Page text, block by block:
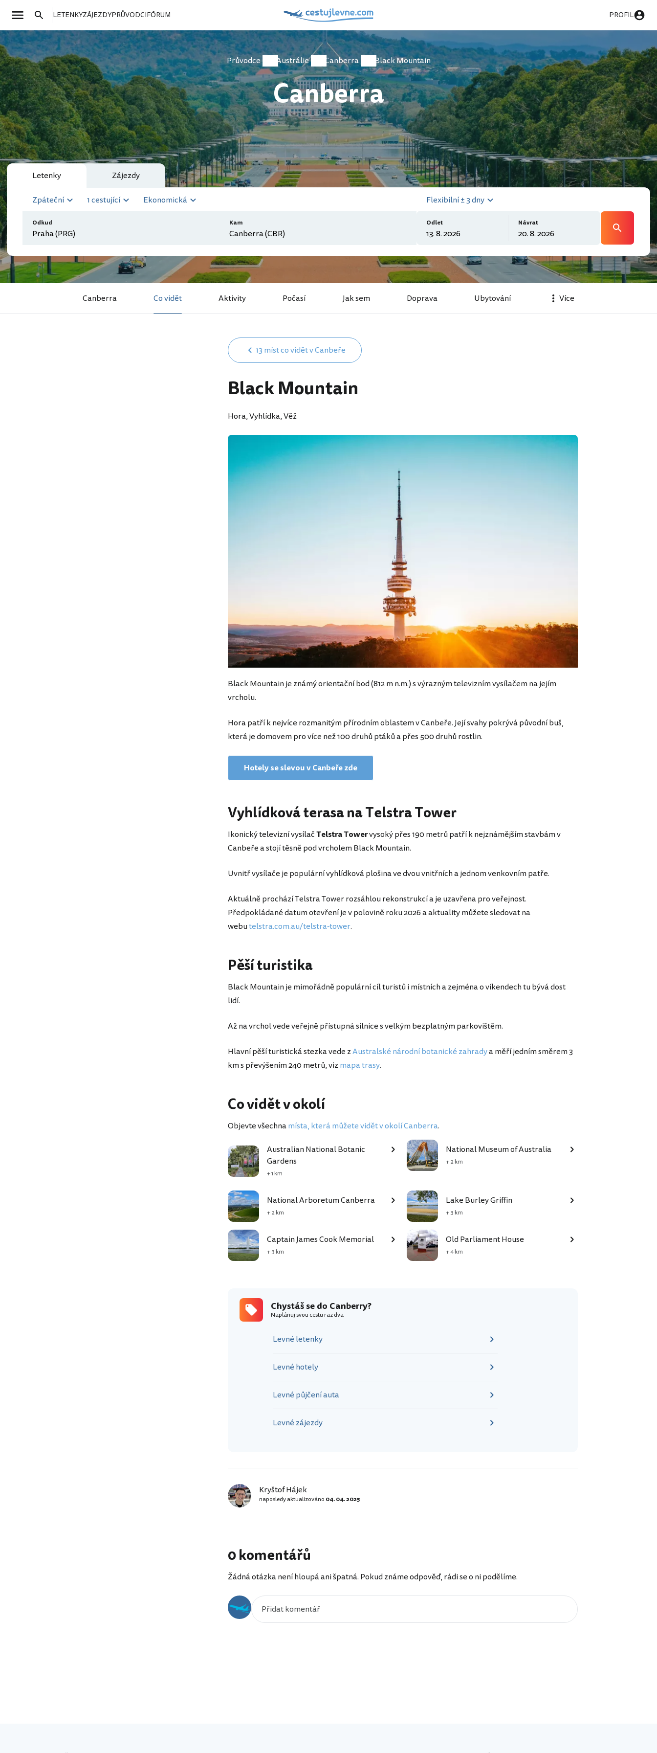
LETENKYZÁJEZDYPRŮVODCIFÓRUM PROFIL
Průvodce Austrálie Canberra Black Mountain
Canberra
Letenky Zájezdy
Zpáteční 1 cestující Ekonomická
Odkud Kam
Flexibilní ± 3 dny
Odlet Návrat
Canberra Co vidět Aktivity Počasí Jak sem Doprava Ubytování Více
13 míst co vidět v Canbeře
Black Mountain
Hora, Vyhlídka, Věž
Black Mountain je známý orientační bod (812 m n.m.) s výrazným televizním vysílačem na jejím
vrcholu.
Hora patří k nejvíce rozmanitým přírodním oblastem v Canbeře. Její svahy pokrývá původní buš,
která je domovem pro více než 100 druhů ptáků a přes 500 druhů rostlin.
Hotely se slevou v Canbeře zde
Vyhlídková terasa na Telstra Tower
Ikonický televizní vysílačTelstra Towervysoký přes 190 metrů patří k nejznámějším stavbám v
Canbeře a stojí těsně pod vrcholem Black Mountain.
Uvnitř vysílače je populární vyhlídková plošina ve dvou vnitřních a jednom venkovním patře.
Aktuálně prochází Telstra Tower rozsáhlou rekonstrukcí a je uzavřena pro veřejnost.
Předpokládané datum otevření je v polovině roku 2026 a aktuality můžete sledovat na
webutelstra.com.au/telstra-tower.
Pěší turistika
Black Mountain je mimořádně populární cíl turistů i místních a zejména o víkendech tu bývá dost
lidí.
Až na vrchol vede veřejně přístupná silnice s velkým bezplatným parkovištěm.
Hlavní pěší turistická stezka vede zAustralské národní botanické zahradya měří jedním směrem 3
km s převýšením 240 metrů, vizmapa trasy.
Co vidět v okolí
Objevte všechnamísta, která můžete vidět v okolí Canberra.
Australian National Botanic
Gardens
+ 1 km
National Museum of Australia
+ 2 km
National Arboretum Canberra
+ 2 km
Lake Burley Griffin
+ 3 km
Captain James Cook Memorial
+ 3 km
Old Parliament House
+ 4 km
Chystáš se do Canberry?
Naplánuj svou cestu raz dva
Levné letenky
Levné hotely
Levné půjčení auta
Levné zájezdy
Kryštof Hájek
naposledy aktualizováno 04. 04. 2025
0 komentářů
Žádná otázka není hloupá ani špatná. Pokud známe odpověď, rádi se o ni podělíme.